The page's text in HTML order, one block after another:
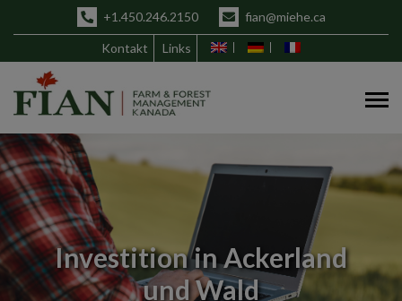
+1.450.246.2150 fian@miehe.ca
Kontakt Links
Investition in Ackerland
und Wald